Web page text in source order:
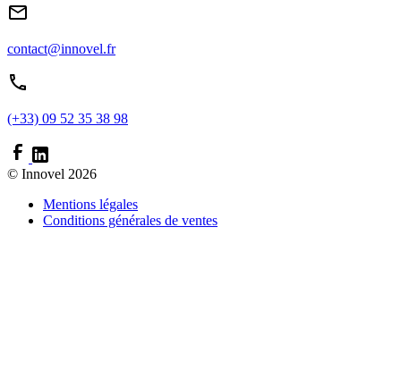
contact@innovel.fr
(+33) 09 52 35 38 98
© Innovel 2026
Mentions légales
Conditions générales de ventes